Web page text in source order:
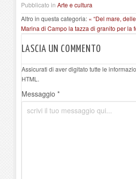
Pubblicato in Arte e cultura
Altro in questa categoria: « “Del mare,
Marina di Campo la tazza di granito per la
LASCIA UN COMMENTO
Assicurati di aver digitato tutte le
HTML.
Messaggio *